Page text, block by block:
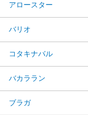
アロースター
バリオ
コタキナバル
バカララン
ブラガ